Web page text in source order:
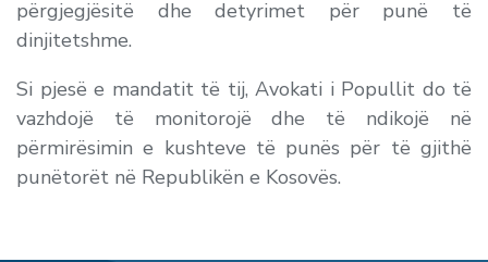
përgjegjësitë dhe detyrimet për punë të
dinjitetshme.
Si pjesë e mandatit të tij, Avokati i Popullit do të
vazhdojë të monitorojë dhe të ndikojë në
përmirësimin e kushteve të punës për të gjithë
punëtorët në Republikën e Kosovës.